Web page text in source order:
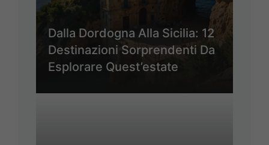
Dalla Dordogna Alla Sicilia: 12
Destinazioni Sorprendenti Da
Esplorare Quest’estate